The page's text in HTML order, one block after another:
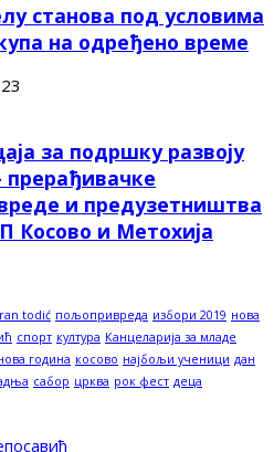
станова под условима
на одређено време
за подршку развоју
и предузетништва
Косово и Метохија
todić пољопривреда избори 2019 нова
спорт култура Канцеларија за младе
година косово најбољи ученици дан
сабор црква рок фест деца